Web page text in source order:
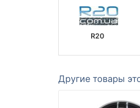
R20
Другие товары